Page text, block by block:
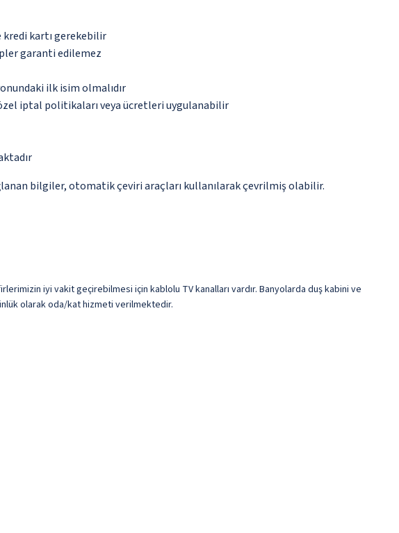
kredi kartı gerekebilir
garanti edilemez
ilk isim olmalıdır
iptal politikaları veya ücretleri uygulanabilir
bilgiler, otomatik çeviri araçları kullanılarak çevrilmiş olabilir.
iyi vakit geçirebilmesi için kablolu TV kanalları vardır. Banyolarda duş kabini ve
olarak oda/kat hizmeti verilmektedir.